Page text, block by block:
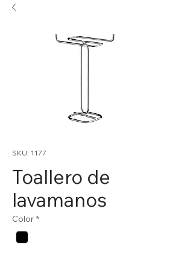
SKU: 1177
Toallero de
lavamanos
Color *